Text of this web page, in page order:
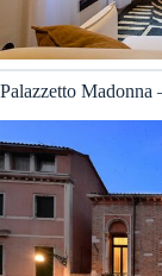
Palazzetto